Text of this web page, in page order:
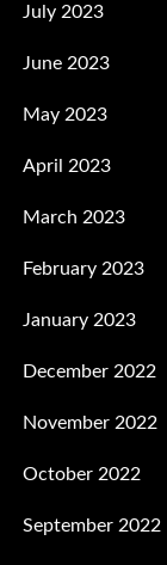
July 2023
June 2023
May 2023
April 2023
March 2023
February 2023
January 2023
December 2022
November 2022
October 2022
September 2022